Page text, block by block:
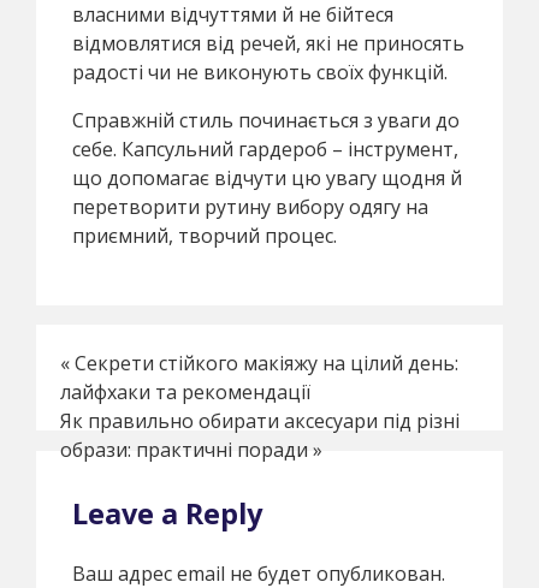
власними відчуттями й не бійтеся
відмовлятися від речей, які не приносять
радості чи не виконують своїх функцій.
Справжній стиль починається з уваги до
себе. Капсульний гардероб – інструмент,
що допомагає відчути цю увагу щодня й
перетворити рутину вибору одягу на
приємний, творчий процес.
«Секрети стійкого макіяжу на цілий день:
лайфхаки та рекомендації
Як правильно обирати аксесуари під різні
образи: практичні поради »
Leave a Reply
Ваш адрес email не будет опубликован.